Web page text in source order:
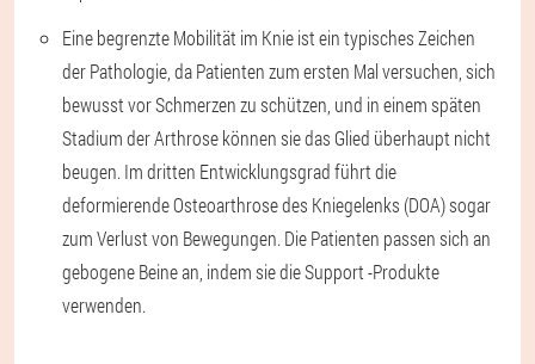
Eine begrenzte Mobilität im Knie ist ein typisches Zeichen
der Pathologie, da Patienten zum ersten Mal versuchen, sich
bewusst vor Schmerzen zu schützen, und in einem späten
Stadium der Arthrose können sie das Glied überhaupt nicht
beugen. Im dritten Entwicklungsgrad führt die
deformierende Osteoarthrose des Kniegelenks (DOA) sogar
zum Verlust von Bewegungen. Die Patienten passen sich an
gebogene Beine an, indem sie die Support -Produkte
verwenden.